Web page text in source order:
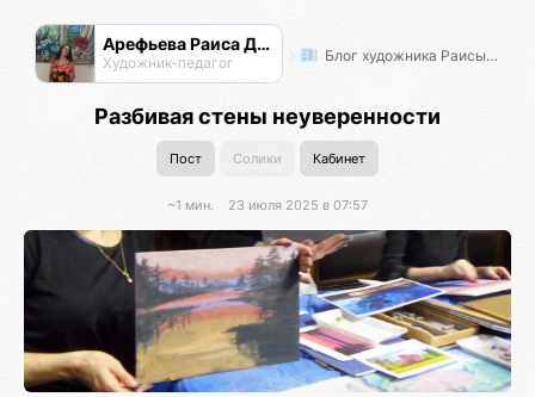
Арефьева Раиса Дмитриевна
Художник-педагог Блог художника Раисы Арефьевой
Разбивая стены неуверенности
Пост Солики Кабинет
~1 мин. 23 июля 2025 в 07:57